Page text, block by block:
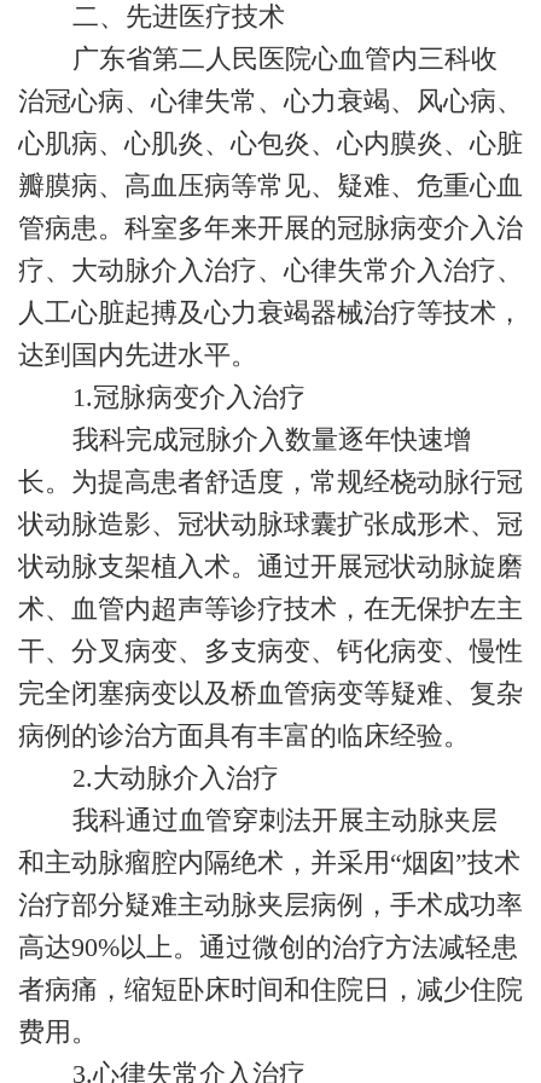
二、先进医疗技术
广东省第二人民医院心血管内三科收
治冠心病、心律失常、心力衰竭、风心病、
心肌病、心肌炎、心包炎、心内膜炎、心脏
瓣膜病、高血压病等常见、疑难、危重心血
管病患。科室多年来开展的冠脉病变介入治
疗、大动脉介入治疗、心律失常介入治疗、
人工心脏起搏及心力衰竭器械治疗等技术，
达到国内先进水平。
1.冠脉病变介入治疗
我科完成冠脉介入数量逐年快速增
长。为提高患者舒适度，常规经桡动脉行冠
状动脉造影、冠状动脉球囊扩张成形术、冠
状动脉支架植入术。通过开展冠状动脉旋磨
术、血管内超声等诊疗技术，在无保护左主
干、分叉病变、多支病变、钙化病变、慢性
完全闭塞病变以及桥血管病变等疑难、复杂
病例的诊治方面具有丰富的临床经验。
2.大动脉介入治疗
我科通过血管穿刺法开展主动脉夹层
和主动脉瘤腔内隔绝术，并采用“烟囱”技术
治疗部分疑难主动脉夹层病例，手术成功率
高达90%以上。通过微创的治疗方法减轻患
者病痛，缩短卧床时间和住院日，减少住院
费用。
3.心律失常介入治疗